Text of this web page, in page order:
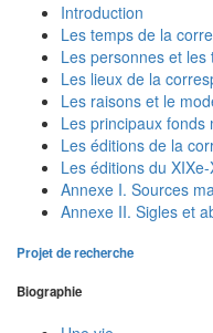
Introduction
Les temps de la
Les personnes et
Les lieux de la
Les raisons et le
Les principaux fonds
Les éditions de la
Les éditions du
Annexe I. Sources
Annexe II. Sigles et
Projet de recherche
Biographie